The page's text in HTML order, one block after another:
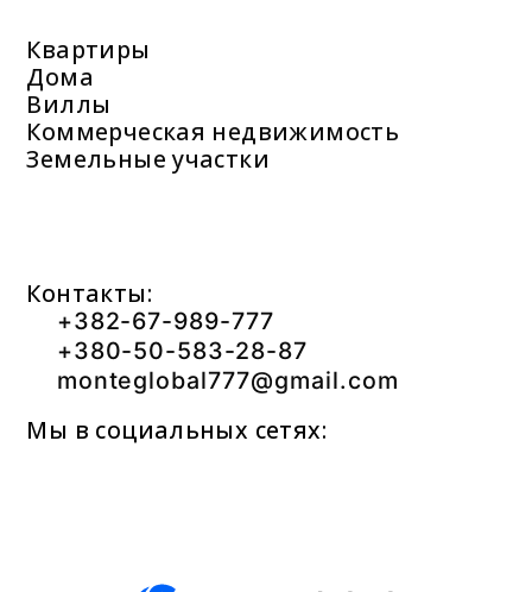
Квартиры
Дома
Виллы
Коммерческая недвижимость
Земельные участки
Контакты:
+382-67-989-777
+380-50-583-28-87
monteglobal777@gmail.com
Мы в социальных сетях: